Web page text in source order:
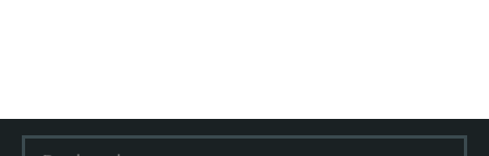
Rechercher :